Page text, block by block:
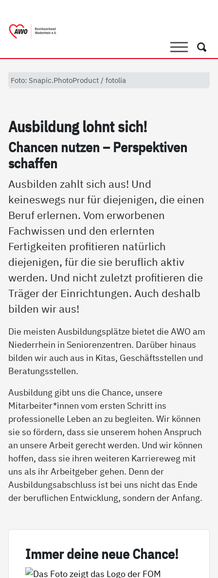
SucheSuche
Foto: Snapic.PhotoProduct / fotolia
Aus­bil­dung lohnt sich!
Chan­cen nut­zen – Per­spek­ti­ven
schaf­fen
Ausbilden zahlt sich aus! Und
keineswegs nur für diejenigen, die einen
Beruf erlernen. Vom erworbenen
Fachwissen und den erlernten
Fertigkeiten profitieren natürlich
diejenigen, für die sie beruflich aktiv
werden. Und nicht zuletzt profitieren die
Träger der Einrichtungen. Auch deshalb
bilden wir aus!
Die meisten Ausbildungsplätze bietet die AWO am
Niederrhein in Seniorenzentren. Darüber hinaus
bilden wir auch aus in Kitas, Geschäftsstellen und
Beratungsstellen.
Ausbildung gibt uns die Chance, unsere
Mitarbeiter*innen vom ersten Schritt ins
professionelle Leben an zu begleiten. Wir können
sie so fördern, dass sie unserem hohen Anspruch
an unsere Arbeit gerecht werden. Und wir können
hoffen, dass sie ihren weiteren Karriereweg mit
uns als ihr Arbeitgeber gehen. Denn der
Ausbildungsabschluss ist bei uns nicht das Ende
der beruflichen Entwicklung, sondern der Anfang.
Im­mer dei­ne neue Chan­ce!